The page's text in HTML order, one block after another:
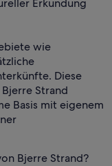
Erkundung
wie
Diese
Strand
Basis mit eigenem
Bjerre Strand?